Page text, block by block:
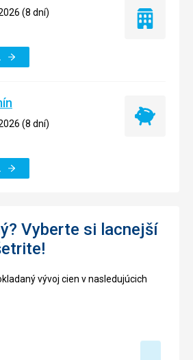
(8 dní)
Iba
(8 dní)
Najlacnejší
Vyberte si lacnejší
vývoj cien v nasledujúcich